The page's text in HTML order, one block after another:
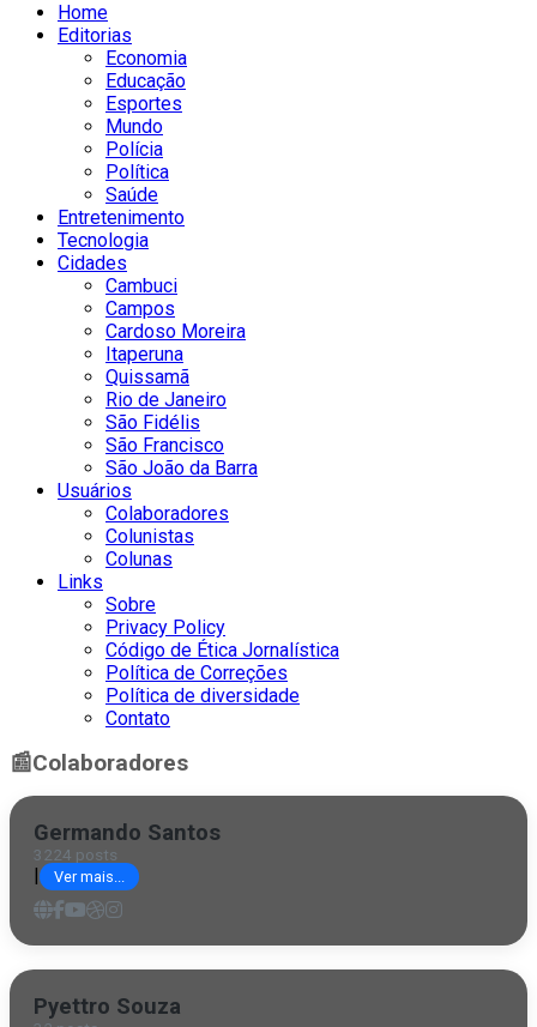
Home
Editorias
Economia
Educação
Esportes
Mundo
Polícia
Política
Saúde
Entretenimento
Tecnologia
Cidades
Cambuci
Campos
Cardoso Moreira
Itaperuna
Quissamã
Rio de Janeiro
São Fidélis
São Francisco
São João da Barra
Usuários
Colaboradores
Colunistas
Colunas
Links
Sobre
Privacy Policy
Código de Ética Jornalística
Política de Correções
Política de diversidade
Contato
📰Colaboradores
Germando Santos
3224 posts
| Ver mais...
Pyettro Souza